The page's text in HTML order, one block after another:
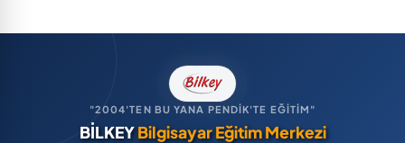
"2004'TEN BU YANA PENDİK'TE EĞİTİM"
BİLKEYBilgisayar Eğitim Merkezi